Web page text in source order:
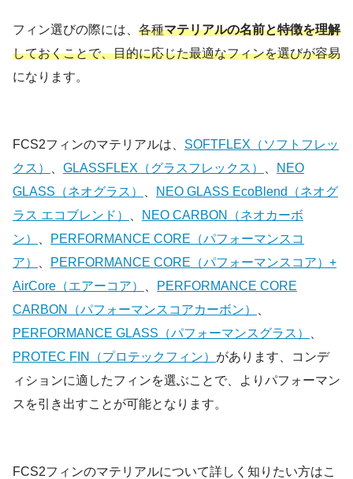
フィン選びの際には、 各種マテリアルの名前と特徴を理解
しておくことで、目的に応じた最適なフィンを選びが容易
になります。
FCS2フィンのマテリアルは、 SOFTFLEX（ソフトフレッ
クス）
GLASSFLEX（グラスフレックス）
NEO
GLASS（ネオグラス）
NEO GLASS EcoBlend（ネオグ
ラス エコブレンド）
NEO CARBON（ネオカーボ
ン）
PERFORMANCE CORE（パフォーマンスコ
ア）
PERFORMANCE CORE（パフォーマンスコア）+
AirCore（エアーコア）
PERFORMANCE CORE
CARBON（パフォーマンスコアカーボン）
PERFORMANCE GLASS（パフォーマンスグラス）
PROTEC FIN（プロテックフィン） があります、コンデ
ィションに適したフィンを選ぶことで、よりパフォーマン
スを引き出すことが可能となります。
FCS2フィンのマテリアルについて詳しく知りたい方はこ